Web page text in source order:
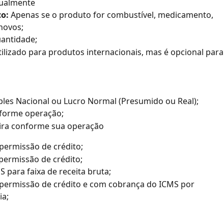
Apenas se o produto for combustível, medicamento,
para produtos internacionais, mas é opcional para
Nacional ou Lucro Normal (Presumido ou Real);
operação;
conforme sua operação
de crédito;
de crédito;
para faixa de receita bruta;
de crédito e com cobrança do ICMS por